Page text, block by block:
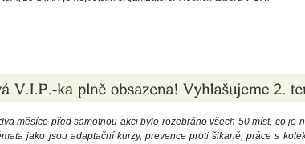
měsíce před samotnou akci bylo rozebráno všech 50 míst, co je
jako jsou adaptační kurzy, prevence proti šikaně, práce s